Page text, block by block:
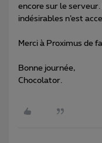
encore sur le
indésirables n’est
Merci à Proximus de
Bonne journée,
Chocolator.